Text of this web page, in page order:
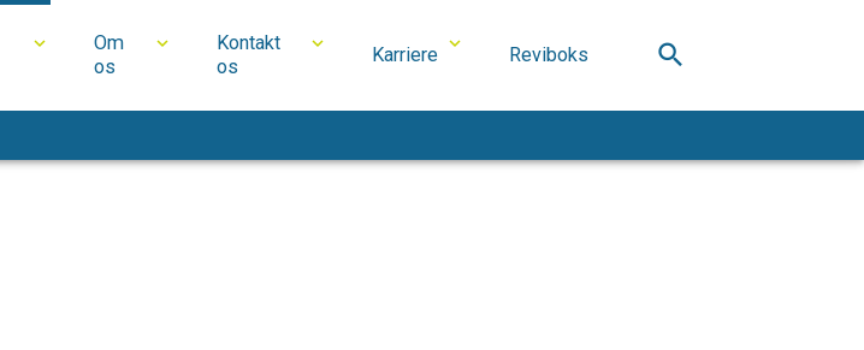
Om
os
Kontakt
os
Karriere Reviboks search